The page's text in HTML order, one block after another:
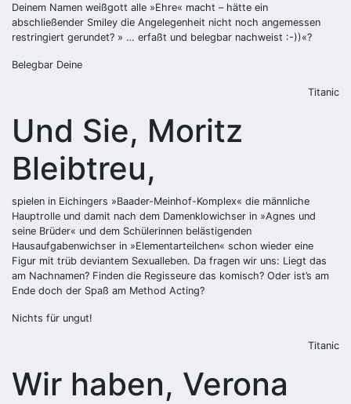
Deinem Namen weißgott alle »Ehre« macht – hätte ein
abschließender Smiley die Angelegenheit nicht noch angemessen
restringiert gerundet? » … erfaßt und belegbar nachweist :-))«?
Belegbar Deine
Titanic
Und Sie, Moritz
Bleibtreu,
spielen in Eichingers »Baader-Meinhof-Komplex« die männliche
Hauptrolle und damit nach dem Damenklowichser in »Agnes und
seine Brüder« und dem Schülerinnen belästigenden
Hausaufgabenwichser in »Elementarteilchen« schon wieder ­eine
Figur mit trüb deviantem Sexualleben. Da fragen wir uns: Liegt das
am Nachnamen? Finden die Regisseure das komisch? Oder ist’s am
Ende doch der Spaß am ­Method Acting?
Nichts für ungut!
Titanic
Wir haben, Verona